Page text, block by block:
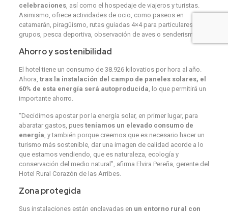
celebraciones, así como el hospedaje de viajeros y turistas.
Asimismo, ofrece actividades de ocio, como paseos en
catamarán, piragüismo, rutas guiadas 4×4 para particulares y
grupos, pesca deportiva, observación de aves o senderismo.
Ahorro y sostenibilidad
El hotel tiene un consumo de 38.926 kilovatios por hora al año.
Ahora, tras la instalación del campo de paneles solares, el
60% de esta energía será autoproducida , lo que permitirá un
importante ahorro.
“Decidimos apostar por la energía solar, en primer lugar, para
abaratar gastos, puesteníamos un elevado consumo de
energía , y también porque creemos que es necesario hacer un
turismo más sostenible, dar una imagen de calidad acorde a lo
que estamos vendiendo, que es naturaleza, ecología y
conservación del medio natural”, afirma Elvira Pereña, gerente del
Hotel Rural Corazón de las Arribes.
Zona protegida
Sus instalaciones están enclavadas en un entorno rural con